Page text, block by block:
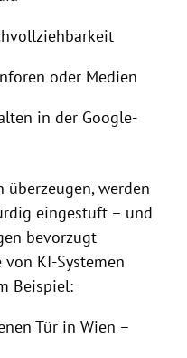
oder Medien
in der Google-
überzeugen, werden
eingestuft – und
bevorzugt
von KI-Systemen
Beispiel:
Tür in Wien –